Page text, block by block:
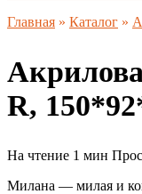
Главная » Каталог »
R,
На чтение 1 мин
Милана — милая и